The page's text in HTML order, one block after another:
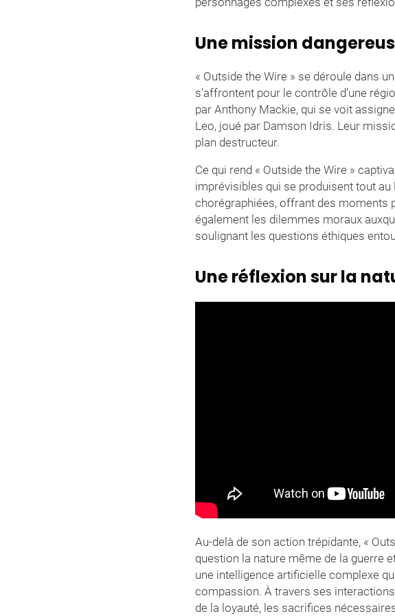
Une mission
« Outside the Wire » se déroule dans
s’affrontent pour le contrôle d’une
par Anthony Mackie, qui se voit
Leo, joué par Damson Idris. Leur
plan destructeur.
Ce qui rend « Outside the Wire »
imprévisibles qui se produisent tout
chorégraphiées, offrant des moments
également les dilemmes moraux
soulignant les questions éthiques
Une réflexion sur la
Au-delà de son action trépidante, «
question la nature même de la guerre
une intelligence artificielle complexe
compassion. À travers ses
de la loyauté, les sacrifices